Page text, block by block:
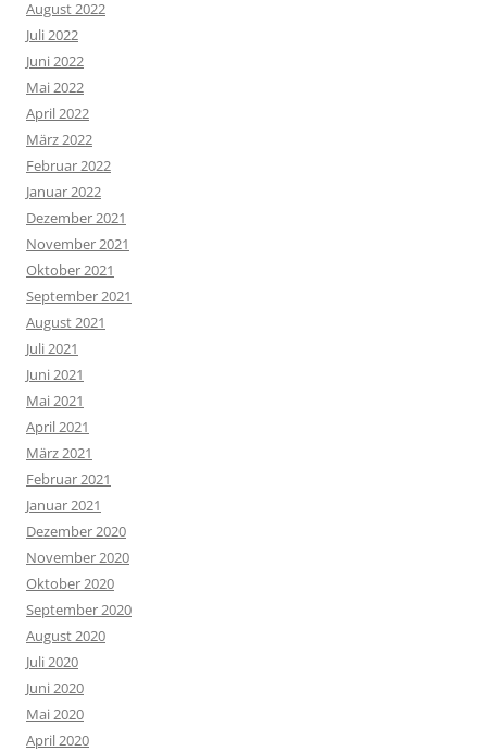
August 2022
Juli 2022
Juni 2022
Mai 2022
April 2022
März 2022
Februar 2022
Januar 2022
Dezember 2021
November 2021
Oktober 2021
September 2021
August 2021
Juli 2021
Juni 2021
Mai 2021
April 2021
März 2021
Februar 2021
Januar 2021
Dezember 2020
November 2020
Oktober 2020
September 2020
August 2020
Juli 2020
Juni 2020
Mai 2020
April 2020